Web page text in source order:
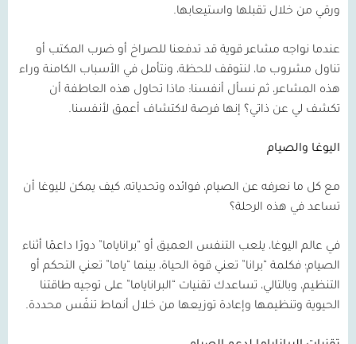
ورقي من خلال تقبلها واستيعابها.
عندما نواجه مشاعر قوية قد تدفعنا للصراخ أو ضرب المكتب أو
تناول مشروب ما، لنتوقف للحظة، ونتأمل في الأسباب الكامنة وراء
هذه المشاعر، ثم نسأل أنفسنا: ماذا تحاول هذه العاطفة أن
تكشف لي عن ذاتي؟ إنها فرصة لاكتشاف أعمق لأنفسنا.
اليوغا والصيام
مع كل ما نعرفه عن الصيام، فوائده وتحدياته، كيف يمكن لليوغا أن
تساعد في هذه الرحلة؟
في عالم اليوغا، يلعب التنفس العميق أو “براناياما” دورًا داعمًا أثناء
الصيام؛ فكلمة “برانا” تعني قوة الحياة، بينما “ياما” تعني التحكم أو
التنظيم، وبالتالي، تساعدك تقنيات “البراناياما” على توجيه طاقتنا
الحيوية وتنظيمها وإعادة توزيعها من خلال أنماط تنفّس محددة.